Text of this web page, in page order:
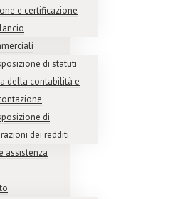
e certificazione
di statuti
della contabilità e
di
dei redditi
assistenza